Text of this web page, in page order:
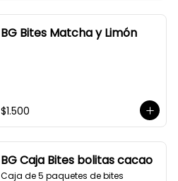
BG Bites Matcha y Limón
$1.500
BG Caja Bites bolitas cacao
Caja de 5 paquetes de bites